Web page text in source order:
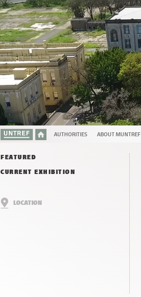
AUTHORITIES ABOUT MUNTREF
FEATURED
CURRENT EXHIBITION
LOCATION